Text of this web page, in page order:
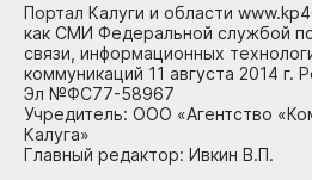
Портал Калуги и области
как СМИ Федеральной службой
связи, информационных
коммуникаций 11 августа 2014 г.
Эл №ФС77-58967
Учредитель: ООО «Агентство
Калуга»
Главный редактор: Ивкин В.П.